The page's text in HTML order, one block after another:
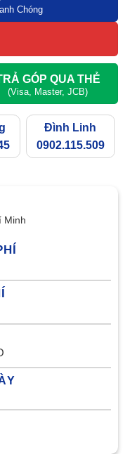
Chóng
GÓP QUA THẺ
(Visa, Master, JCB)
Đình Linh
0902.115.509
Minh